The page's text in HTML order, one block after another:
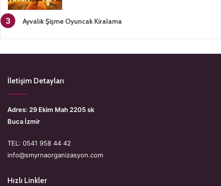
Ayvalık Şişme Oyuncak Kiralama
İletişim Detayları
Adres: 29 Ekim Mah 2205 sk
Buca İzmir
TEL: 0541 958 44 42
info@smyrnaorganizasyon.com
Hızlı Linkler